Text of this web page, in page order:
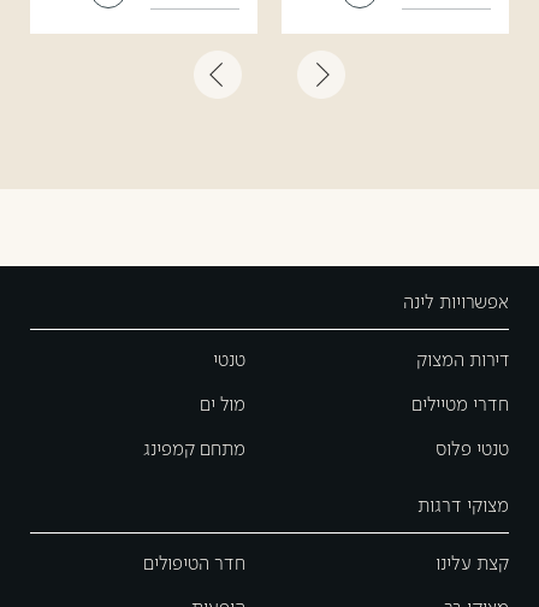
אפשרויות לינה
דירות המצוק
חדרי מטיילים
טנטי פלוס
טנטי
מול ים
מתחם קמפינג
מצוקי דרגות
קצת עלינו חדר הטיפולים